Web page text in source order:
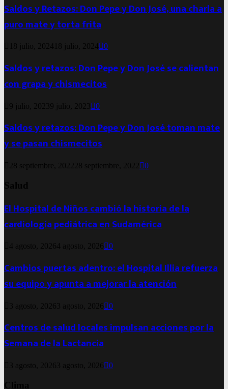
Saldos y Retazos: Don Pepe y Don José, una charla a
puro mate y torta frita
18 julio, 2024 18 julio, 2024 0
Saldos y retazos: Don Pepe y Don José se calientan
con grapa y chismecitos
9 julio, 20239 julio, 2023 0
Saldos y retazos: Don Pepe y Don José toman mate
y se pasan chismecitos
28 septiembre, 2022 28 septiembre, 2022 0
Salud
El Hospital de Niños cambió la historia de la
cardiología pediátrica en Sudamérica
4 agosto, 20264 agosto, 2026 0
Cambios puertas adentro: el Hospital Illia refuerza
su equipo y apunta a mejorar la atención
3 agosto, 2026 3 agosto, 2026 0
Centros de salud locales impulsan acciones por la
Semana de la Lactancia
3 agosto, 2026 3 agosto, 2026 0
Clima